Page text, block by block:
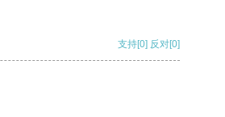
支持[0] 反对[0]